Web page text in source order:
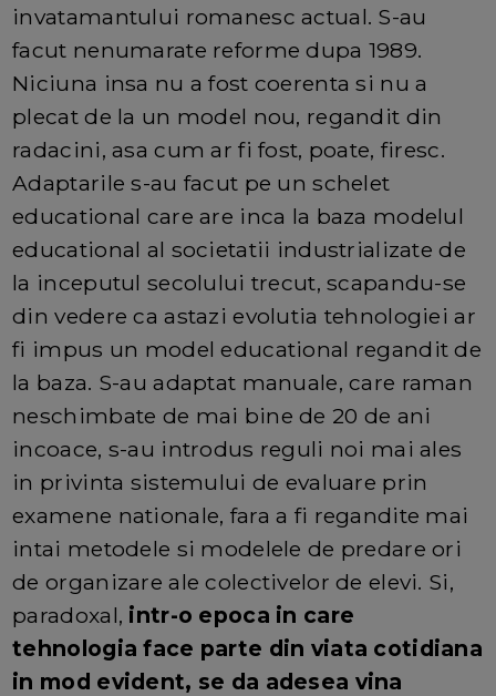
invatamantului romanesc actual. S-au
facut nenumarate reforme dupa 1989.
Niciuna insa nu a fost coerenta si nu a
plecat de la un model nou, regandit din
radacini, asa cum ar fi fost, poate, firesc.
Adaptarile s-au facut pe un schelet
educational care are inca la baza modelul
educational al societatii industrializate de
la inceputul secolului trecut, scapandu-se
din vedere ca astazi evolutia tehnologiei ar
fi impus un model educational regandit de
la baza. S-au adaptat manuale, care raman
neschimbate de mai bine de 20 de ani
incoace, s-au introdus reguli noi mai ales
in privinta sistemului de evaluare prin
examene nationale, fara a fi regandite mai
intai metodele si modelele de predare ori
de organizare ale colectivelor de elevi. Si,
paradoxal, intr-o epoca in care
tehnologia face parte din viata cotidiana
in mod evident, se da adesea vina